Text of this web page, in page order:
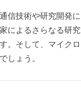
信技術や研究開発に
によるさらなる研究
。そして、マイクロ
しょう。